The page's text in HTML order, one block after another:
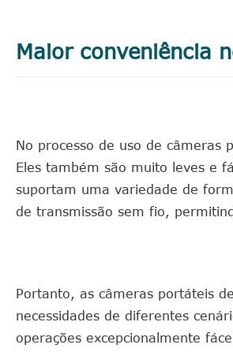
Maior conveniência
No processo de uso de câmeras
Eles também são muito leves e
suportam uma variedade de
de transmissão sem fio,
Portanto, as câmeras portáteis
necessidades de diferentes
operações excepcionalmente